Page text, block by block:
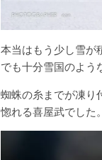
本当はもう少し雪が
でも十分雪国のよう
蜘蛛の糸までが凍り
惚れる喜屋武でした。